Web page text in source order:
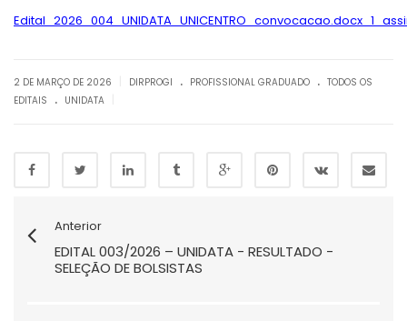
2 DE MARÇO DE 2026 DIRPROGI . PROFISSIONAL GRADUADO . TODOS OS
EDITAIS
. UNIDATA
Anterior
EDITAL 003/2026 – UNIDATA - RESULTADO -
SELEÇÃO DE BOLSISTAS